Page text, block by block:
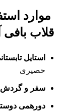
موارد
قلاب‌
استایل
حصیری
سفر و
دورهمی